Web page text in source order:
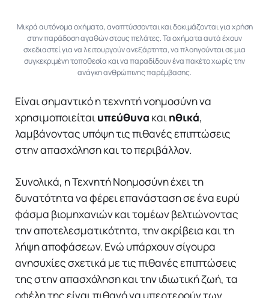
Μικρά αυτόνομα οχήματα, αναπτύσσονται και δοκιμάζονται για χρήση
στην παράδοση αγαθών στους πελάτες. Τα οχήματα αυτά έχουν
σχεδιαστεί για να λειτουργούν ανεξάρτητα, να πλοηγούνται σε μια
συγκεκριμένη τοποθεσία και να παραδίδουν ένα πακέτο χωρίς την
ανάγκη ανθρώπινης παρέμβασης.
Είναι σημαντικό η τεχνητή νοημοσύνη να
χρησιμοποιείταιυπεύθυνα καιηθικά,
λαμβάνοντας υπόψη τις πιθανές επιπτώσεις
στην απασχόληση και το περιβάλλον.
Συνολικά, η Τεχνητή Νοημοσύνη έχει τη
δυνατότητα να φέρει επανάσταση σε ένα ευρύ
φάσμα βιομηχανιών και τομέων βελτιώνοντας
την αποτελεσματικότητα, την ακρίβεια και τη
λήψη αποφάσεων. Ενώ υπάρχουν σίγουρα
ανησυχίες σχετικά με τις πιθανές επιπτώσεις
της στην απασχόληση και την ιδιωτική ζωή, τα
οφέλη της είναι πιθανό να υπερτερούν των